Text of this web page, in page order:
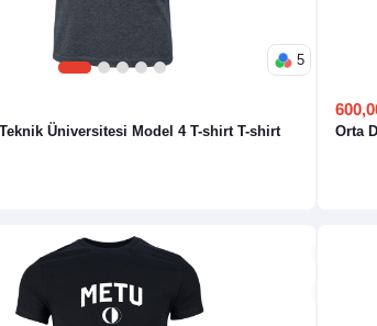
1 2 3 4 5
5
Üniversitesi Model 4 T-shirt T-shirt Orta